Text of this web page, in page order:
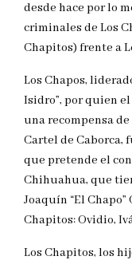
desde hace por lo
criminales de Los
Chapitos) frente a
Los Chapos,
Isidro”, por quien
una recompensa
Cartel de Caborca,
que pretende el
Chihuahua, que
Joaquín “El
Chapitos: Ovidio,
Los Chapitos, los